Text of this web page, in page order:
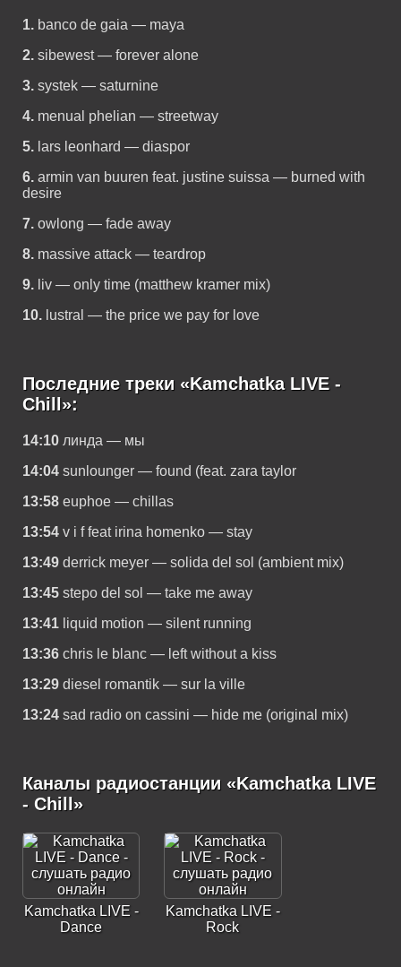
1. banco de gaia — maya
2. sibewest — forever alone
3. systek — saturnine
4. menual phelian — streetway
5. lars leonhard — diaspor
6. armin van buuren feat. justine suissa — burned with
desire
7. owlong — fade away
8. massive attack — teardrop
9. liv — only time (matthew kramer mix)
10. lustral — the price we pay for love
Последние треки «Kamchatka LIVE -
Chill»:
14:10 линда — мы
14:04 sunlounger — found (feat. zara taylor
13:58 euphoe — chillas
13:54 v i f feat irina homenko — stay
13:49 derrick meyer — solida del sol (ambient mix)
13:45 stepo del sol — take me away
13:41 liquid motion — silent running
13:36 chris le blanc — left without a kiss
13:29 diesel romantik — sur la ville
13:24 sad radio on cassini — hide me (original mix)
Каналы радиостанции «Kamchatka LIVE
- Chill»
Kamchatka LIVE -
Dance
Kamchatka LIVE -
Rock